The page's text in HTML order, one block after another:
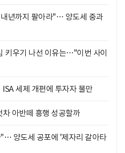
년까지 팔아라"… 양도세 중과
키우기 나선 이유는…"이번 사이
세제 개편에 투자자 불만
아반떼 흥행 성공할까
양도세 공포에 '제자리 갈아타